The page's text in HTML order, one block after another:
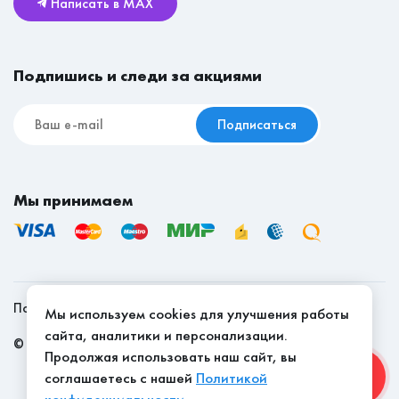
Подпишись и следи за акциями
Подписаться
Мы принимаем
Реставрационные материалы
© 2026, Мебель Эконом - качество доступно
Политика конфиденциальности
Мы используем cookies для улучшения работы
сайта, аналитики и персонализации.
Продолжая использовать наш сайт, вы
соглашаетесь с нашей Политикой